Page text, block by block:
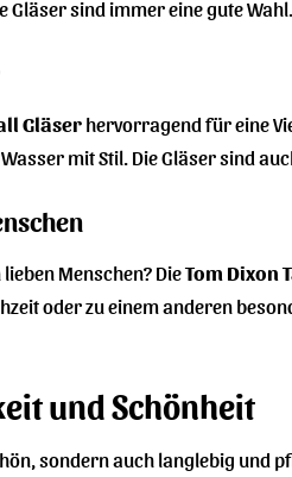
Gläser sind immer eine gute Wahl.
Gläserhervorragend für eine
mit Stil. Die Gläser sind
Menschen? DieTom Dixon
oder zu einem anderen
und Schönheit
sondern auch langlebig und